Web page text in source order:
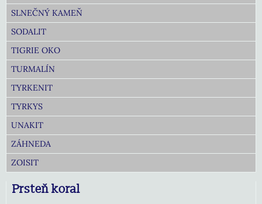
SLNEČNÝ KAMEŇ
SODALIT
TIGRIE OKO
TURMALÍN
TYRKENIT
TYRKYS
UNAKIT
ZÁHNEDA
ZOISIT
Prsteň koral